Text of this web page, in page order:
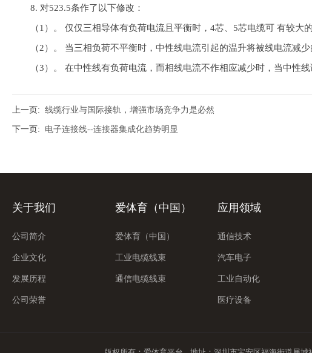
8. 对523.5条作了以下修改：
（1）。 仅仅三相导体有负荷电流且平衡时，4芯、5芯电缆可 有较大的
（2）。 当三相负荷不平衡时，中性线电流引起的温升将被线电流减少
（3）。 在中性线有负荷电流，而相线电流不作相应减少时，当中性线
上一页:线缆行业与国际接轨，增强市场竞争力是必然
下一页: 电子连接线--连接器集成化趋势明显
关于我们
公司简介
企业文化
发展历程
公司荣誉
爱体育（中国）
爱体育（中国）
工业电缆线束
通信电缆线束
应用领域
通信技术
汽车电子
工业自动化
医疗设备